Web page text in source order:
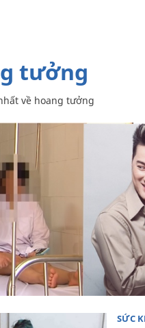
tưởng
về hoang tưởng
SỨC